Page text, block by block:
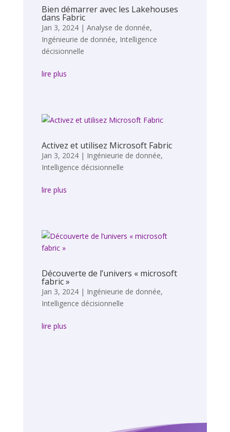
Bien démarrer avec les Lakehouses
dans Fabric
Jan 3, 2024| Analyse de donnée,
Ingénieurie de donnée, Intelligence
décisionnelle
lire plus
Activez et utilisez Microsoft Fabric
Jan 3, 2024| Ingénieurie de donnée,
Intelligence décisionnelle
lire plus
Découverte de l’univers « microsoft
fabric »
Jan 3, 2024| Ingénieurie de donnée,
Intelligence décisionnelle
lire plus